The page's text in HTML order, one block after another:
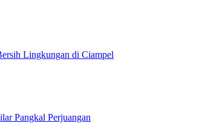
Lingkungan di Ciampel
Pangkal Perjuangan